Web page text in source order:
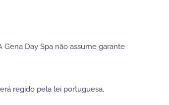
Day Spa não assume garante
regido pela lei portuguesa,